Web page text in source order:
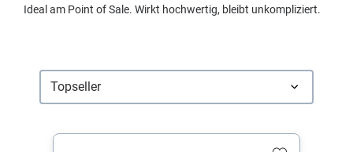
Ideal am Point of Sale. Wirkt hochwertig, bleibt unkompliziert.